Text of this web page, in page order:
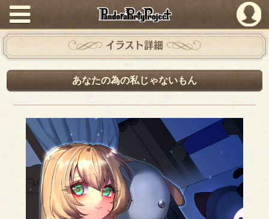
PandoraPartyProject
イラスト詳細
あなたの為の私じゃないもん